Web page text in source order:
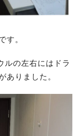
す。
ルの左右にはドラ
ありました。